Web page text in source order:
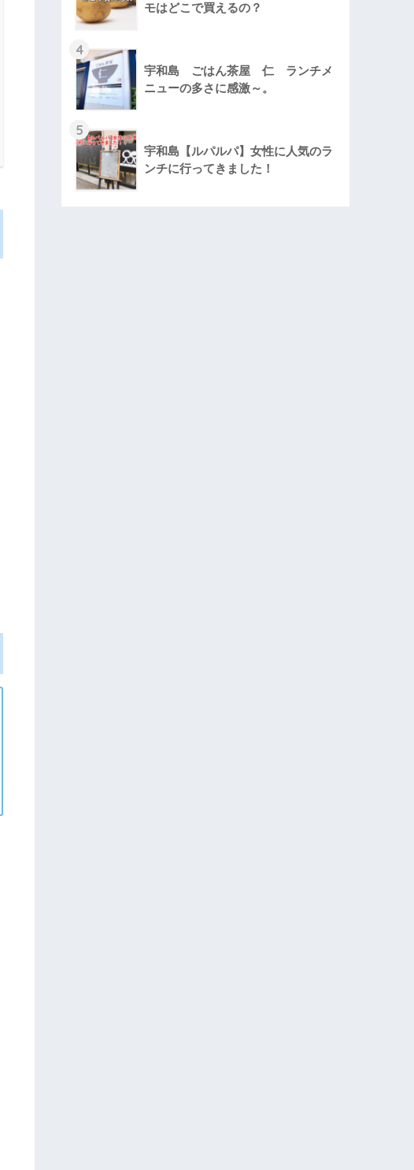
モはどこで買えるの？
4
宇和島 ごはん茶屋 仁 ランチメ
ニューの多さに感激～。
5
宇和島【ルパルパ】女性に人気のラ
ンチに行ってきました！